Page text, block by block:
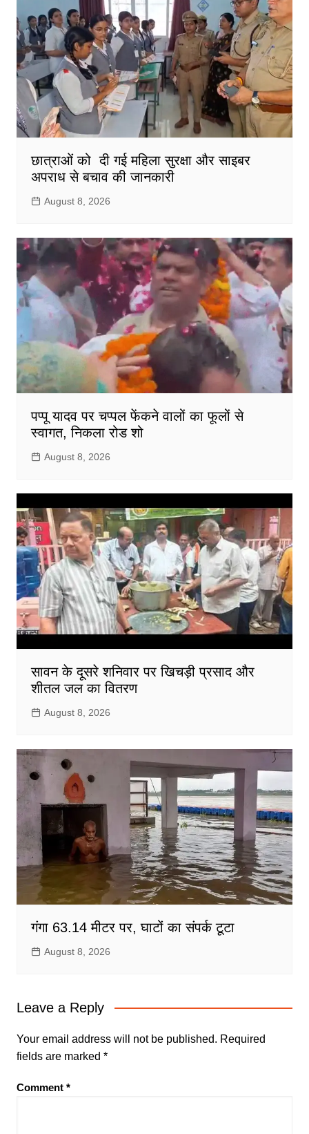
छात्राओं को दी गई महिला सुरक्षा और साइबर
अपराध से बचाव की जानकारी
August 8, 2026
पप्पू यादव पर चप्पल फेंकने वालों का फूलों से
स्वागत, निकला रोड शो
August 8, 2026
सावन के दूसरे शनिवार पर खिचड़ी प्रसाद और
शीतल जल का वितरण
August 8, 2026
गंगा 63.14 मीटर पर, घाटों का संपर्क टूटा
August 8, 2026
Leave a Reply
Your email address will not be published. Required
fields are marked *
Comment *